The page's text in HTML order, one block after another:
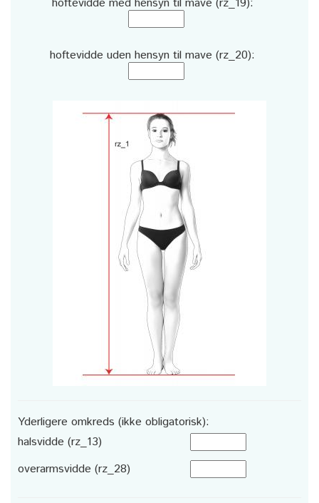
hoftevidde uden hensyn til mave (rz_20):
Yderligere omkreds (ikke obligatorisk):
halsvidde (rz_13)
overarmsvidde (rz_28)